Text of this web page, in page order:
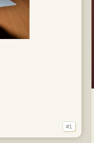
#1